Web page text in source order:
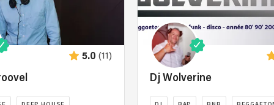
inoubliable.
Mon
objectif
?
Créer
une
vibe
unique
mariage
un
événement
n’est
jamais
5.0 (11)
Dj Wolverine